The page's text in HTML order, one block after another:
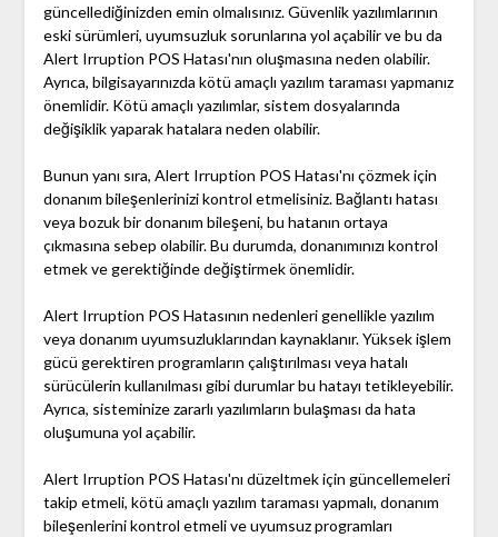
güncellediğinizden emin olmalısınız. Güvenlik yazılımlarının
eski sürümleri, uyumsuzluk sorunlarına yol açabilir ve bu da
Alert Irruption POS Hatası'nın oluşmasına neden olabilir.
Ayrıca, bilgisayarınızda kötü amaçlı yazılım taraması yapmanız
önemlidir. Kötü amaçlı yazılımlar, sistem dosyalarında
değişiklik yaparak hatalara neden olabilir.
Bunun yanı sıra, Alert Irruption POS Hatası'nı çözmek için
donanım bileşenlerinizi kontrol etmelisiniz. Bağlantı hatası
veya bozuk bir donanım bileşeni, bu hatanın ortaya
çıkmasına sebep olabilir. Bu durumda, donanımınızı kontrol
etmek ve gerektiğinde değiştirmek önemlidir.
Alert Irruption POS Hatasının nedenleri genellikle yazılım
veya donanım uyumsuzluklarından kaynaklanır. Yüksek işlem
gücü gerektiren programların çalıştırılması veya hatalı
sürücülerin kullanılması gibi durumlar bu hatayı tetikleyebilir.
Ayrıca, sisteminize zararlı yazılımların bulaşması da hata
oluşumuna yol açabilir.
Alert Irruption POS Hatası'nı düzeltmek için güncellemeleri
takip etmeli, kötü amaçlı yazılım taraması yapmalı, donanım
bileşenlerini kontrol etmeli ve uyumsuz programları